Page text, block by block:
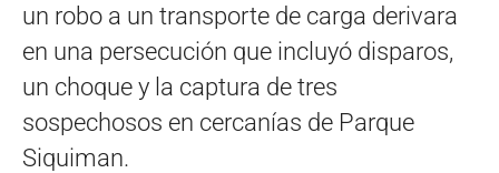
un robo a un transporte de carga derivara
en una persecución que incluyó disparos,
un choque y la captura de tres
sospechosos en cercanías de Parque
Siquiman.